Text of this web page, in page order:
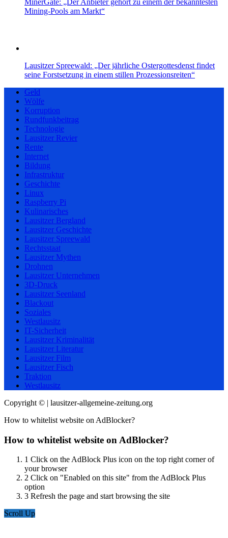
MinerGate: „Der Anbieter gehört zu einem der bekanntesten
Mining-Pools am Markt“
Lausitzer Spreewald: „Der jährliche Ostergottesdenst findet
seine Forstsetzung in einem stillen Prozessionsreiten“
Geld
Wölfe
Korruption
Rundfunkbeitrag
Technologie
Lausitzer Revier
Rente
Internet
Bildung
Infrastruktur
Geschichte
Linux
Raspberry Pi
Kulinarisches
Lausitzer Bergland
Lausitzer Geschichte
Lausitzer Spreewald
Rechtsstaat
Lausitzer Mythen
Drohnen
Lausitzer Unternehmen
3D-Druck
Lausitzer Seenland
Blackout
Soziales
Westlausitz
IT-Sicherheit
Lausitzer Kriminalität
Lausitzer Literatur
Lausitzer Film
Lausitzer Fisch
Traktion
Westlausitz
Copyright © | lausitzer-allgemeine-zeitung.org
How to whitelist website on AdBlocker?
How to whitelist website on AdBlocker?
1 Click on the AdBlock Plus icon on the top right corner of
your browser
2 Click on "Enabled on this site" from the AdBlock Plus
option
3 Refresh the page and start browsing the site
Scroll Up